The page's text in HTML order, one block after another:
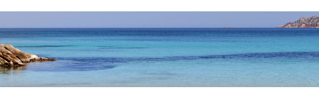
LA COMPAGNIA